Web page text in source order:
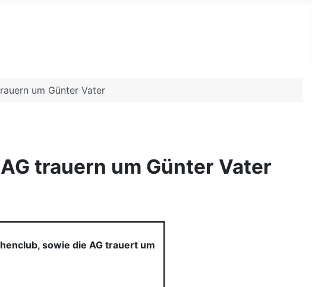
um Günter Vater
trauern um Günter Vater
sowie die AG trauert um